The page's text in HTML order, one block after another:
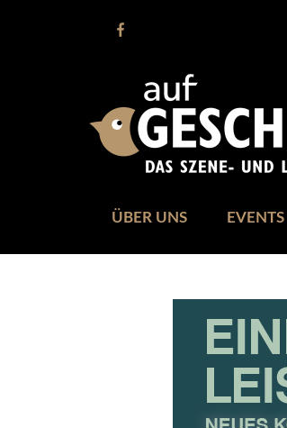
ÜBER UNS EVENTS